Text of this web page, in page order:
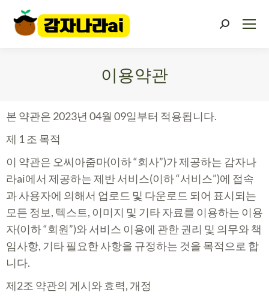
이용약관
본 약관은 2023년 04월 09일부터 적용됩니다.
제 1 조 목적
이 약관은 오씨아줌마(이하 “회사”)가 제공하는 감자나
라ai에서 제공하는 제반 서비스(이하 “서비스”)에 접속
과 사용자에 의해서 업로드 및 다운로드 되어 표시되는
모든 정보, 텍스트, 이미지 및 기타 자료를 이용하는 이용
자(이하 “회원”)와 서비스 이용에 관한 권리 및 의무와 책
임사항, 기타 필요한 사항을 규정하는 것을 목적으로 합
니다.
제2조 약관의 게시와 효력, 개정